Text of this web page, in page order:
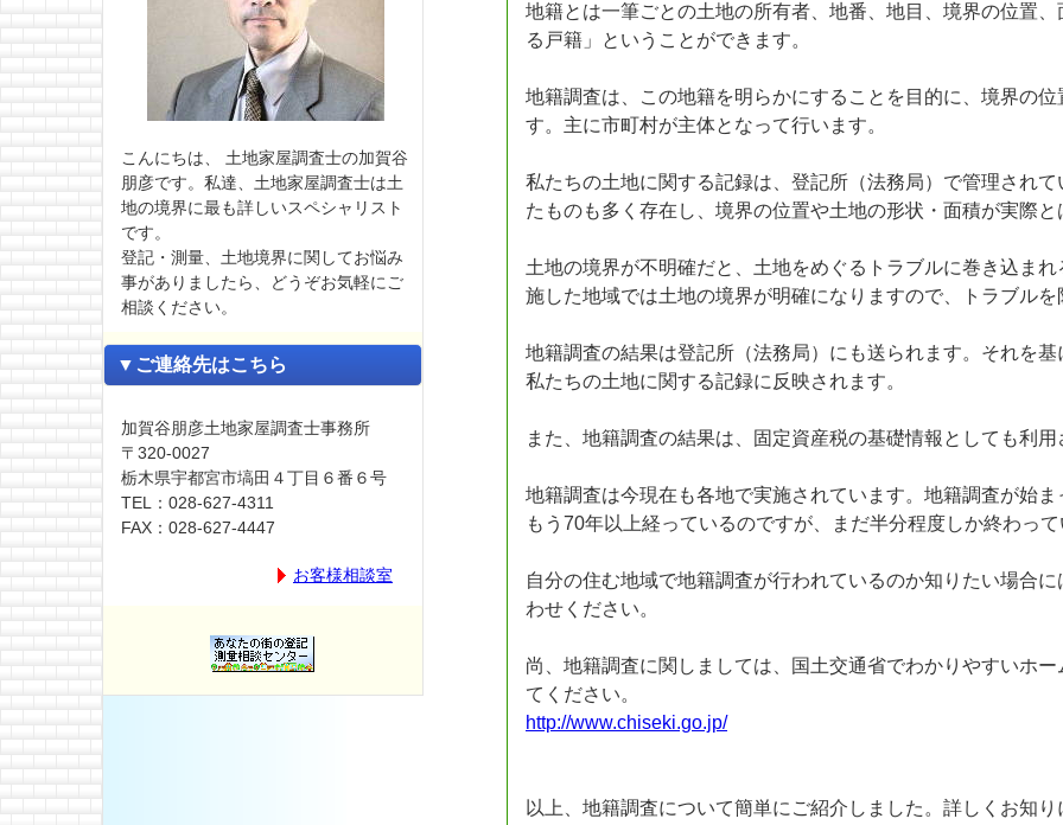
こんにちは、 土地家屋調査士の加賀谷
朋彦です。私達、土地家屋調査士は土
地の境界に最も詳しいスペシャリスト
です。
登記・測量、土地境界に関してお悩み
事がありましたら、どうぞお気軽にご
相談ください。
▼ご連絡先はこちら
加賀谷朋彦土地家屋調査士事務所
〒320-0027
栃木県宇都宮市塙田４丁目６番６号
TEL：028-627-4311
FAX：028-627-4447
お客様相談室
地籍とは一筆ごとの土地の所有者、地番、地目、境界の位置
る戸籍」ということができます。
地籍調査は、この地籍を明らかにすることを目的に、境界の
す。主に市町村が主体となって行います。
私たちの土地に関する記録は、登記所（法務局）で管理され
たものも多く存在し、境界の位置や土地の形状・面積が実際
土地の境界が不明確だと、土地をめぐるトラブルに巻き込ま
施した地域では土地の境界が明確になりますので、トラブル
地籍調査の結果は登記所（法務局）にも送られます。それを
私たちの土地に関する記録に反映されます。
また、地籍調査の結果は、固定資産税の基礎情報としても利用
地籍調査は今現在も各地で実施されています。地籍調査が始
もう70年以上経っているのですが、まだ半分程度しか終わっ
自分の住む地域で地籍調査が行われているのか知りたい場合
わせください。
尚、地籍調査に関しましては、国土交通省でわかりやすいホ
てください。
http://www.chiseki.go.jp/
以上、地籍調査について簡単にご紹介しました。詳しくお知